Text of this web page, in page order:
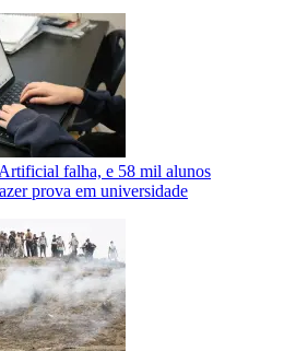
falha, e 58 mil alunos
prova em universidade